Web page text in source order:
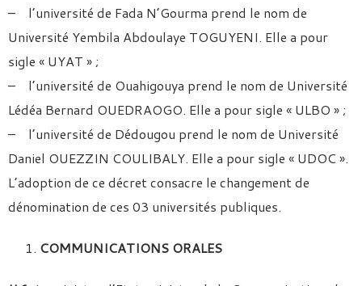
– l’université de Fada N’Gourma prend le nom de
Université Yembila Abdoulaye TOGUYENI. Elle a pour
sigle « UYAT » ;
– l’université de Ouahigouya prend le nom de Université
Lédéa Bernard OUEDRAOGO. Elle a pour sigle « ULBO » ;
– l’université de Dédougou prend le nom de Université
Daniel OUEZZIN COULIBALY. Elle a pour sigle « UDOC ».
L’adoption de ce décret consacre le changement de
dénomination de ces 03 universités publiques.
COMMUNICATIONS ORALES